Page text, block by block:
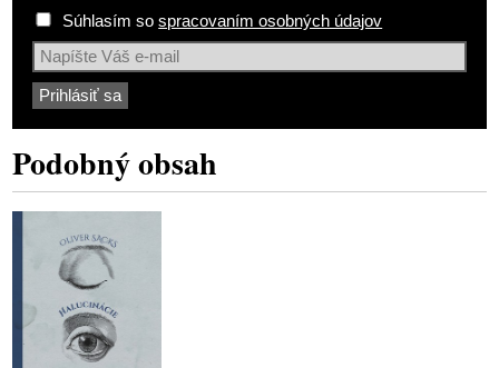
Súhlasím sospracovaním osobných údajov
Podobný obsah